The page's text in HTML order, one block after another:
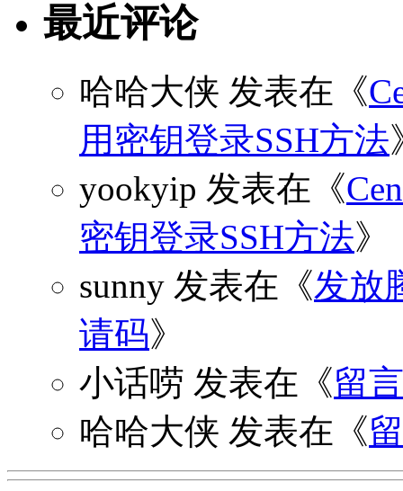
最近评论
哈哈大侠 发表在《
用密钥登录SSH方法
yookyip 发表在《
密钥登录SSH方法》
sunny 发表在《发放
请码》
小话唠 发表在《留
哈哈大侠 发表在《